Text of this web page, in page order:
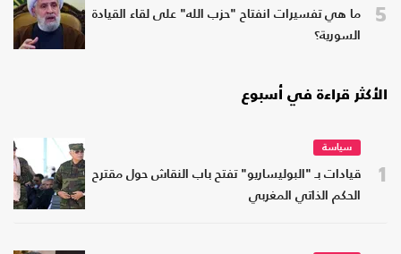
5
ما هي تفسيرات انفتاح "حزب الله" على لقاء القيادة
السورية؟
الأكثر قراءة في أسبوع
1
سياسة
قيادات بـ "البوليساريو" تفتح باب النقاش حول مقترح
الحكم الذاتي المغربي